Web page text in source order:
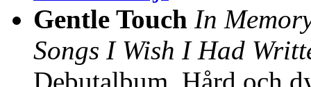
Gentle Touch In
Songs I Wish I Had
Debutalbum. Hård och